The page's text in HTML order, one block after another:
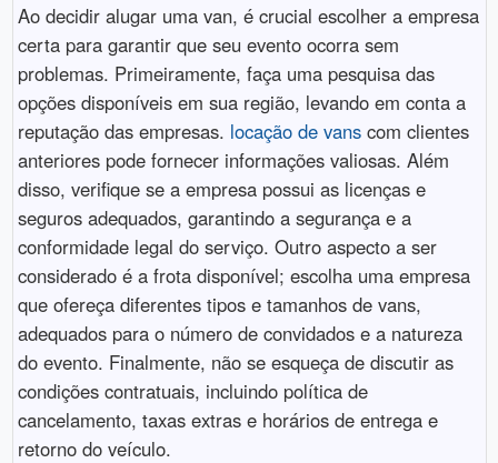
Ao decidir alugar uma van, é crucial escolher a empresa
certa para garantir que seu evento ocorra sem
problemas. Primeiramente, faça uma pesquisa das
opções disponíveis em sua região, levando em conta a
reputação das empresas. locação de vanscom clientes
anteriores pode fornecer informações valiosas. Além
disso, verifique se a empresa possui as licenças e
seguros adequados, garantindo a segurança e a
conformidade legal do serviço. Outro aspecto a ser
considerado é a frota disponível; escolha uma empresa
que ofereça diferentes tipos e tamanhos de vans,
adequados para o número de convidados e a natureza
do evento. Finalmente, não se esqueça de discutir as
condições contratuais, incluindo política de
cancelamento, taxas extras e horários de entrega e
retorno do veículo.